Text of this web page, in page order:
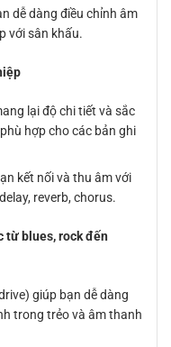
dễ dàng điều chỉnh âm
với sân khấu.
lại độ chi tiết và sắc
hợp cho các bản ghi
kết nối và thu âm với
reverb, chorus.
từ blues, rock đến
giúp bạn dễ dàng
trong trẻo và âm thanh